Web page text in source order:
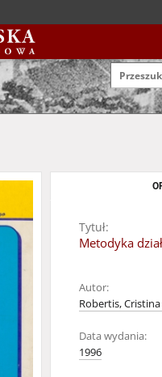
Tytuł:
Metodyka
Autor:
Robertis,
Data wydania:
1996